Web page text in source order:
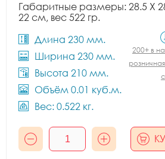
Габаритные размеры: 28.5 X
22 см, вес 522 гр.
Длина 230 мм.
Ширина 230 мм.
Высота 210 мм.
Объём 0.01 куб.м.
Вес: 0.522 кг.
200+ в